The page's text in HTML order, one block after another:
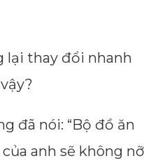
lại thay đổi nhanh
đã nói: “Bộ đồ ăn
anh sẽ không nỡ